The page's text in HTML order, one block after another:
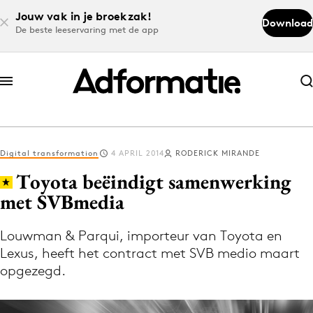
Jouw vak in je broekzak!
De beste leeservaring met de app
Download
Abonneer nu
Abonneer nu
Log in
Volg het laatste nieuws via de Adformatie
Nieuws app
Digital transformation 4 APRIL 2014 RODERICK MIRANDE
Toyota beëindigt samenwerking
met SVBmedia
Louwman & Parqui, importeur van Toyota en
Lexus, heeft het contract met SVB medio maart
opgezegd.